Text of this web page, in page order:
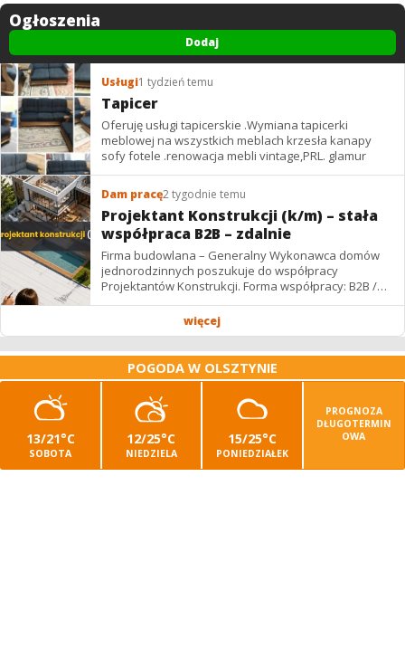
Ogłoszenia
Dodaj
Usługi1 tydzień temu
Tapicer
Oferuję usługi tapicerskie .Wymiana tapicerki
meblowej na wszystkich meblach krzesła kanapy
sofy fotele .renowacja mebli vintage,PRL. glamur
Dam pracę2 tygodnie temu
Projektant Konstrukcji (k/m) – stała
współpraca B2B – zdalnie
Firma budowlana – Generalny Wykonawca domów
jednorodzinnych poszukuje do współpracy
Projektantów Konstrukcji. Forma współpracy: B2B /
podwykonawstwo – zdalnie. Wynagrodzenie: ✔
więcej
POGODA W OLSZTYNIE
13/21°C
SOBOTA
12/25°C
NIEDZIELA
15/25°C
PONIEDZIAŁEK
PROGNOZA
DŁUGOTERMIN
OWA